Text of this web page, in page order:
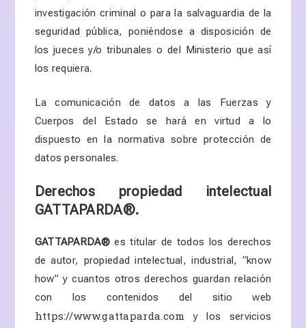
investigación criminal o para la salvaguardia de la
seguridad pública, poniéndose a disposición de
los jueces y/o tribunales o del Ministerio que así
los requiera.
La comunicación de datos a las Fuerzas y
Cuerpos del Estado se hará en virtud a lo
dispuesto en la normativa sobre protección de
datos personales.
Derechos propiedad intelectual
GATTAPARDA®.
GATTAPARDA®es titular de todos los derechos
de autor, propiedad intelectual, industrial, “know
how” y cuantos otros derechos guardan relación
con los contenidos del sitio web
https://www.gattaparda.com y los servicios